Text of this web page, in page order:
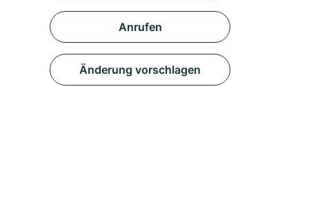
Anrufen
Änderung vorschlagen